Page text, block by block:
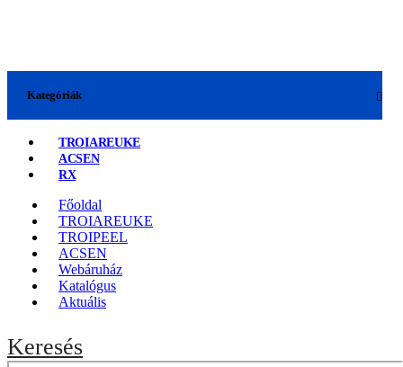
Kategóriák
TROIAREUKE
ACSEN
RX
Főoldal
TROIAREUKE
TROIPEEL
ACSEN
Webáruház
Katalógus
Aktuális
Keresés